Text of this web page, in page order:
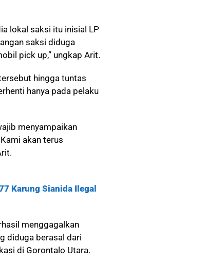
lokal saksi itu inisial LP
saksi diduga
pick up,” ungkap Arit.
hingga tuntas
hanya pada pelaku
menyampaikan
akan terus
Karung Sianida Ilegal
menggagalkan
diduga berasal dari
di Gorontalo Utara.